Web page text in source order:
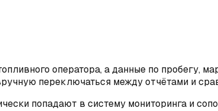
оператора, а данные по пробегу,
переключаться между отчётами и
попадают в систему мониторинга и